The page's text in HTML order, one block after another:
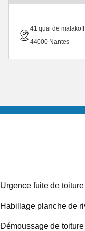
41 quai de malakoff
44000 Nantes
Urgence fuite de
Habillage planche de
Démoussage de